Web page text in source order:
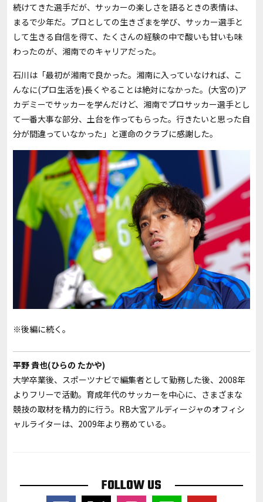
続けてきた選手だが、サッカーの楽しさを語るときの表情は、
まるで少年だ。プロとしての生きざまを学び、サッカー選手と
して生きる自信を得て、たくさんの経験の中で酸いも甘いも味
わったのが、湘南でのキャリアだった。
石川は「最初が湘南で良かった。湘南に入っていなければ、こ
んなに(プロ生活を)長くやることは絶対になかった。(大宮の)ア
カデミーでサッカーを学んだけど、湘南でプロサッカー選手とし
て一番大事な部分、土台を作ってもらった。行きたいと思った自
分が間違っていなかった」と運命のクラブに感謝した。
※後編に続く。
平野 貴也(ひらの たかや)
大学卒業後、スポーツナビで編集者として勤務した後、2008年
よりフリーで活動。育成年代のサッカーを中心に、さまざまな
競技の取材を精力的に行う。RB大宮アルディージャのオフィシ
ャルライターは、2009年より務めている。
FOLLOW US